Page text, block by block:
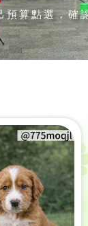
預算點選，確